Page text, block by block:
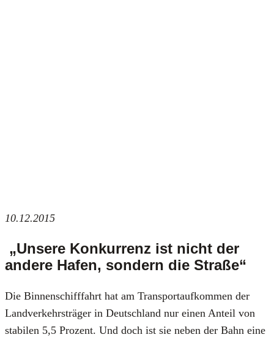
10.12.2015
„Unsere Konkurrenz ist nicht der
andere Hafen, sondern die Straße“
Die Bin­nen­schiff­fahrt hat am Trans­port­auf­kom­men der
Land­ver­kehrs­trä­ger in Deutsch­land nur einen Anteil von
sta­bi­len 5,5 Pro­zent. Und doch ist sie neben der Bahn eine